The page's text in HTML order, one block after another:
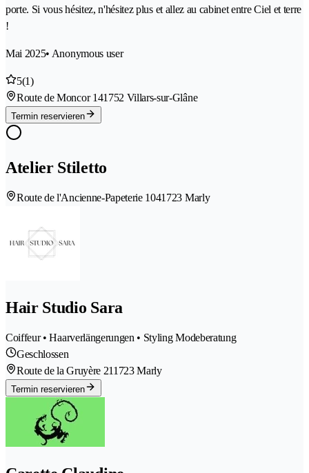
porte. Si vous hésitez, n'hésitez plus et allez au cabinet entre Ciel et terre
!
Mai 2025• Anonymous user
5(1)
Route de Moncor 141752 Villars-sur-Glâne
Termin reservieren
Atelier Stiletto
Route de l'Ancienne-Papeterie 1041723 Marly
Hair Studio Sara
Coiffeur • Haarverlängerungen • Styling Modeberatung
Geschlossen
Route de la Gruyère 211723 Marly
Termin reservieren